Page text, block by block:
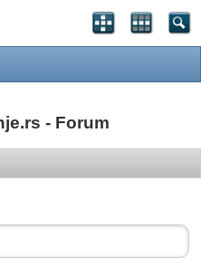
- Forum